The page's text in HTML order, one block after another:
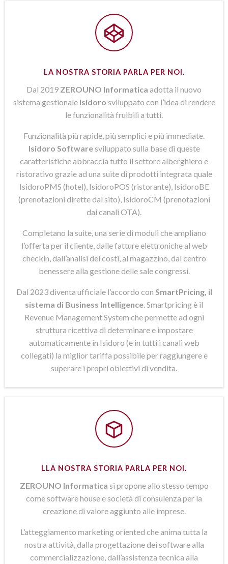
LA NOSTRA STORIA PARLA PER NOI.
Dal 2019 ZEROUNO Informatica adotta il nuovo
sistema gestionale Isidoro sviluppato con l’idea di rendere
le funzionalità fruibili a tutti.
Funzionalità più rapide, più semplici e più immediate.
Isidoro Softwaresviluppato sulla base di queste
caratteristiche abbraccia tutto il settore alberghiero e
ristorativo grazie ad una suite di prodotti integrata quale
IsidoroPMS (hotel), IsidoroPOS (ristorante), IsidoroBE
(prenotazioni dirette dal sito), IsidoroCM (prenotazioni
dai canali OTA).
Completano la suite, una serie di moduli che ampliano
l’offerta per il cliente, dalle fatture elettroniche al web
checkin, dall’analisi dei costi, al magazzino, dal centro
benessere alla gestione delle sale congressi.
Dal 2023 diventa ufficiale l’accordo con SmartPricing, il
sistema di Business Intelligence . Smartpricing è il
Revenue Management System che permette ad ogni
struttura ricettiva di determinare e impostare
automaticamente in Isidoro (e in tutti i canali web
collegati) la miglior tariffa possibile per raggiungere e
superare i propri obiettivi di vendita.
LLA NOSTRA STORIA PARLA PER NOI.
ZEROUNO Informatica si propone allo stesso tempo
come software house e società di consulenza per la
creazione di valore aggiunto alle imprese.
L’atteggiamento marketing oriented che anima tutta la
nostra attività, dalla progettazione dei software alla
commercializzazione, dall’assistenza tecnica alla